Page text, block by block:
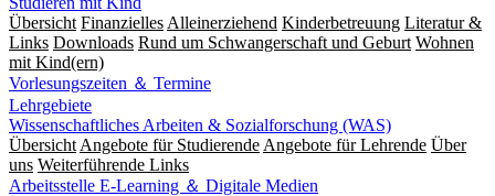
Übersicht Finanzielles Alleinerziehend Kinderbetreuung Literatur &
Links Downloads Rund um Schwangerschaft und Geburt Wohnen
mit Kind(ern)
Vorlesungszeiten ＆ Termine
Lehrgebiete
Wissenschaftliches Arbeiten & Sozialforschung (WAS)
Übersicht Angebote für Studierende Angebote für Lehrende Über
uns Weiterführende Links
Arbeitsstelle E-Learning ＆ Digitale Medien